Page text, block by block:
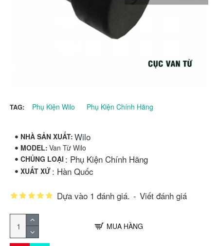
TAG: Phụ Kiện Wilo Phụ Kiện Chính Hãng
NHÀ SẢN XUẤT: Wilo
MODEL: Van Từ Wilo
CHỦNG LOẠI : Phụ Kiện Chính Hãng
XUẤT XỨ : Hàn Quốc
Dựa vào 1 đánh giá. - Viết đánh giá
MUA HÀNG